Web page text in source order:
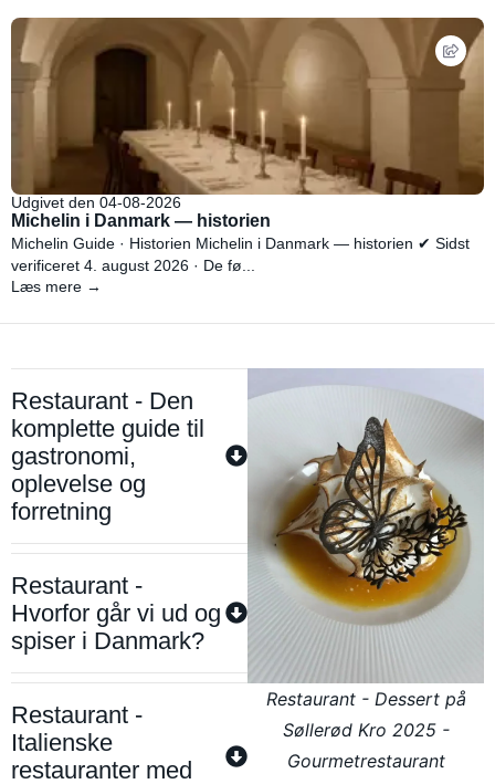
Udgivet den 04-08-2026
Michelin i Danmark — historien
Michelin Guide · Historien Michelin i Danmark — historien ✔ Sidst
verificeret 4. august 2026 · De fø...
Læs mere →
Restaurant - Den
komplette guide til
gastronomi,
oplevelse og
forretning
Restaurant -
Hvorfor går vi ud og
spiser i Danmark?
Restaurant -
Italienske
restauranter med
Restaurant - Dessert på
Søllerød Kro 2025 -
Gourmetrestaurant